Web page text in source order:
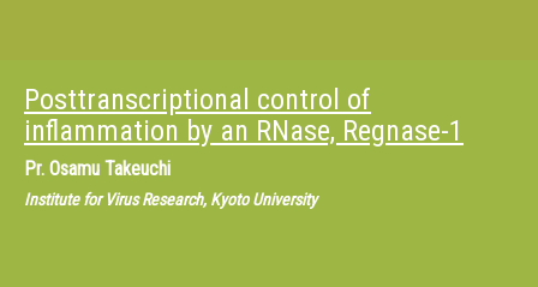
Posttranscriptional control of
inflammation by an RNase, Regnase-1
Pr. Osamu Takeuchi
Institute for Virus Research, Kyoto University